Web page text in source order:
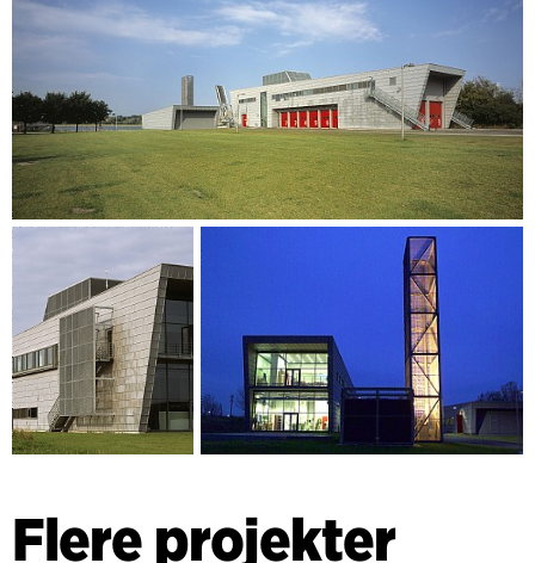
Flere projekter